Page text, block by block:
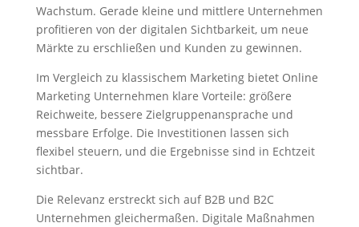
Wachstum. Gerade kleine und mittlere Unternehmen
profitieren von der digitalen Sichtbarkeit, um neue
Märkte zu erschließen und Kunden zu gewinnen.
Im Vergleich zu klassischem Marketing bietet Online
Marketing Unternehmen klare Vorteile: größere
Reichweite, bessere Zielgruppenansprache und
messbare Erfolge. Die Investitionen lassen sich
flexibel steuern, und die Ergebnisse sind in Echtzeit
sichtbar.
Die Relevanz erstreckt sich auf B2B und B2C
Unternehmen gleichermaßen. Digitale Maßnahmen